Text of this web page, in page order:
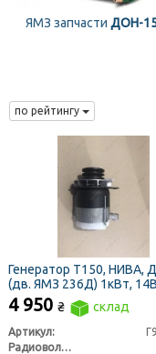
ЯМЗ запчасти ДОН-
по рейтингу
Генератор Т150, НИВА,
(дв. ЯМЗ 236Д) 1кВт,
ручейковый (пр-во
Радиоволна)
4 950 ₴ склад
Артикул:
Радиоволна ГРУПП, г. Гродно